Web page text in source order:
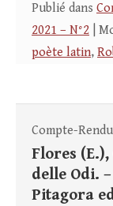
Publié dans
2021 – N°2 |
poète latin,
Compte-
Flores
delle Odi.
Pitagora